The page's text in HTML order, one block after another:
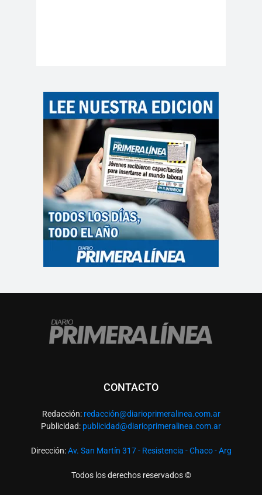
CONTACTO
Redacción: redacción@diarioprimeralinea.com.ar
Publicidad: publicidad@diarioprimeralinea.com.ar
Dirección:Av. San Martín 317 - Resistencia - Chaco - Arg
Todos los derechos reservados ©